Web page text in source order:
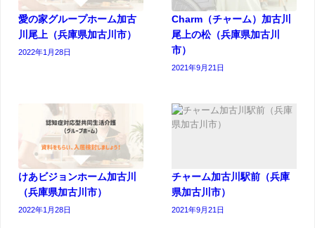
愛の家グループホーム加古
川尾上（兵庫県加古川市）
2022年1月28日
Charm（チャーム）加古川
尾上の松（兵庫県加古川
市）
2021年9月21日
けあビジョンホーム加古川
（兵庫県加古川市）
2022年1月28日
チャーム加古川駅前（兵庫
県加古川市）
2021年9月21日